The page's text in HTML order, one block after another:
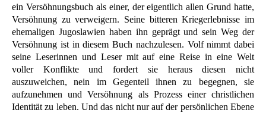
ein Versöhnungsbuch als einer, der eigentlich allen Grund hatte,
Versöhnung zu verweigern. Seine bitteren Kriegerlebnisse im
ehemaligen Jugoslawien haben ihn geprägt und sein Weg der
Versöhnung ist in diesem Buch nachzulesen. Volf nimmt dabei
seine Leserinnen und Leser mit auf eine Reise in eine Welt
voller Konflikte und fordert sie heraus diesen nicht
auszuweichen, nein im Gegenteil ihnen zu begegnen, sie
aufzunehmen und Versöhnung als Prozess einer christlichen
Identität zu leben. Und das nicht nur auf der persönlichen Ebene